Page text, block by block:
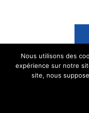
Nous utilisons des
expérience sur notre
site, nous